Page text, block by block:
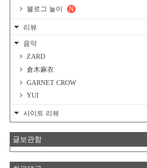
블로그 놀이
N
리뷰
음악
ZARD
倉木麻衣
GARNET CROW
YUI
사이트 리뷰
글보관함